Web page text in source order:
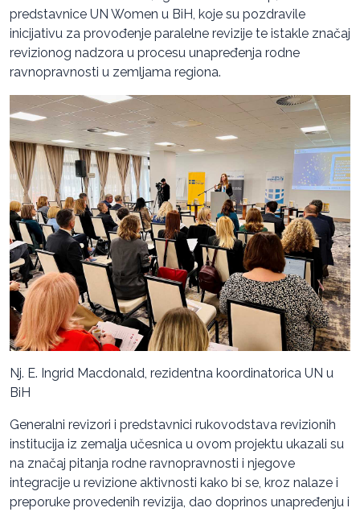
predstavnice UN Women u BiH, koje su pozdravile
inicijativu za provođenje paralelne revizije te istakle značaj
revizionog nadzora u procesu unapređenja rodne
ravnopravnosti u zemljama regiona.
Nj. E. Ingrid Macdonald, rezidentna koordinatorica UN u
BiH
Generalni revizori i predstavnici rukovodstava revizionih
institucija iz zemalja učesnica u ovom projektu ukazali su
na značaj pitanja rodne ravnopravnosti i njegove
integracije u revizione aktivnosti kako bi se, kroz nalaze i
preporuke provedenih revizija, dao doprinos unapređenju i